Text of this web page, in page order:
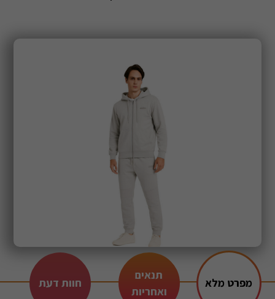
מפרט מלא
תנאים
ואחריות
חוות דעת